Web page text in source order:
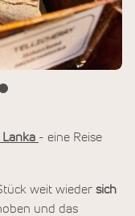
- eine Reise
weit wieder sich
und das